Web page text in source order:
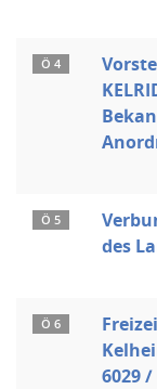
Ö 4
Ö 5
des
Ö 6
6029 /